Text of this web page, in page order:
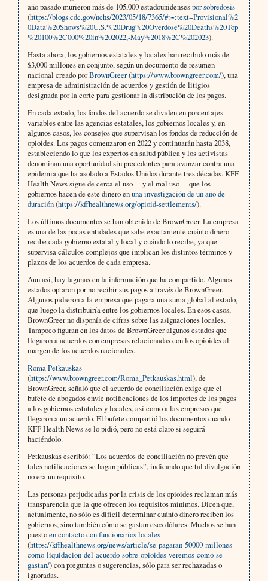
año pasado murieron más de 105,000 estadounidensespor sobredosis
(https://blogs.cdc.gov/nchs/2023/05/18/7365/#:~:text=Provisional%2
0Data%20Shows%20U.S.%20Drug%20Overdose%20Deaths%20Top
%20100%2C000%20in%202022,-May%2018%2C%202023).
Hasta ahora, los gobiernos estatales y locales han recibido más de
$3,000 millones en conjunto, según un documento de resumen
nacional creado porBrownGreer(https://www.browngreer.com/), una
empresa de administración de acuerdos y gestión de litigios
designada por la corte para gestionar la distribución de los pagos.
En cada estado, los fondos del acuerdo se dividen en porcentajes
variables entre las agencias estatales, los gobiernos locales y, en
algunos casos, los consejos que supervisan los fondos de reducción de
opioides. Los pagos comenzaron en 2022 y continuarán hasta 2038,
estableciendo lo que los expertos en salud pública y los activistas
denominan una oportunidad sin precedentes para avanzar contra una
epidemia que ha asolado a Estados Unidos durante tres décadas. KFF
Health News sigue de cerca el uso —y el mal uso— que los
gobiernos hacen de este dinero enuna investigación de un año de
duración(https://kffhealthnews.org/opioid-settlements/).
Los últimos documentos se han obtenido de BrownGreer. La empresa
es una de las pocas entidades que sabe exactamente cuánto dinero
recibe cada gobierno estatal y local y cuándo lo recibe, ya que
supervisa cálculos complejos que implican los distintos términos y
plazos de los acuerdos de cada empresa.
Aun así, hay lagunas en la información que ha compartido. Algunos
estados optaron por no recibir sus pagos a través de BrownGreer.
Algunos pidieron a la empresa que pagara una suma global al estado,
que luego la distribuiría entre los gobiernos locales. En esos casos,
BrownGreer no disponía de cifras sobre las asignaciones locales.
Tampoco figuran en los datos de BrownGreer algunos estados que
llegaron a acuerdos con empresas relacionadas con los opioides al
margen de los acuerdos nacionales.
Roma Petkauskas
(https://www.browngreer.com/Roma_Petkauskas.html), de
BrownGreer, señaló que el acuerdo de conciliación exige que el
bufete de abogados envíe notificaciones de los importes de los pagos
a los gobiernos estatales y locales, así como a las empresas que
llegaron a un acuerdo. El bufete compartió los documentos cuando
KFF Health News se lo pidió, pero no está claro si seguirá
haciéndolo.
Petkauskas escribió: “Los acuerdos de conciliación no prevén que
tales notificaciones se hagan públicas”, indicando que tal divulgación
no era un requisito.
Las personas perjudicadas por la crisis de los opioides reclaman más
transparencia que la que ofrecen los requisitos mínimos. Dicen que,
actualmente, no sólo es difícil determinar cuánto dinero reciben los
gobiernos, sino también cómo se gastan esos dólares. Muchos se han
puestoen contacto con funcionarios locales
(https://kffhealthnews.org/news/article/se-pagaran-50000-millones-
como-liquidacion-del-acuerdo-sobre-opioides-veremos-como-se-
gastan/) con preguntas o sugerencias, sólo para ser rechazadas o
ignoradas.